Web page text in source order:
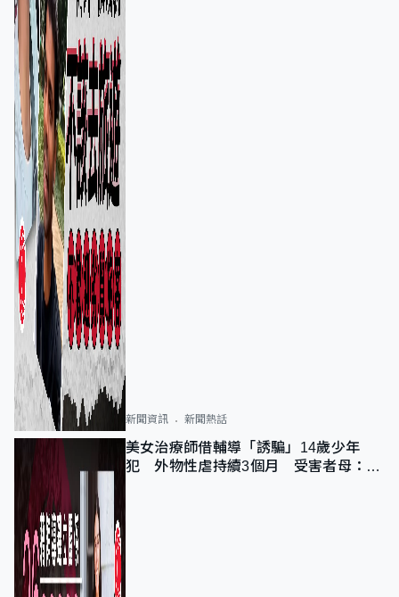
新聞資訊 新聞熱話
美女治療師借輔導「誘騙」14歲少年
犯 外物性虐持續3個月 受害者母：要